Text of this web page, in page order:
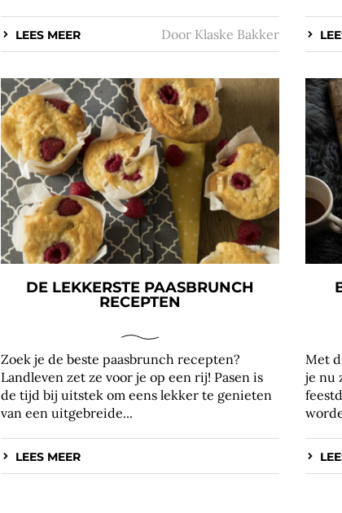
LEES MEER Door Klaske Bakker
DE LEKKERSTE PAASBRUNCH
RECEPTEN
Zoek je de beste paasbrunch recepten?
Landleven zet ze voor je op een rij! Pasen is
de tijd bij uitstek om eens lekker te genieten
van een uitgebreide...
LEES MEER
Met
je nu